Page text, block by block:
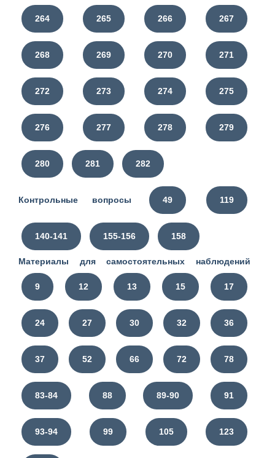
264 265 266 267
268 269 270 271
272 273 274 275
276 277 278 279
280 281 282
Контрольные вопросы 49 119
140-141 155-156 158
Материалы для самостоятельных наблюдений
9 12 13 15 17
24 27 30 32 36
37 52 66 72 78
83-84 88 89-90 91
93-94 99 105 123